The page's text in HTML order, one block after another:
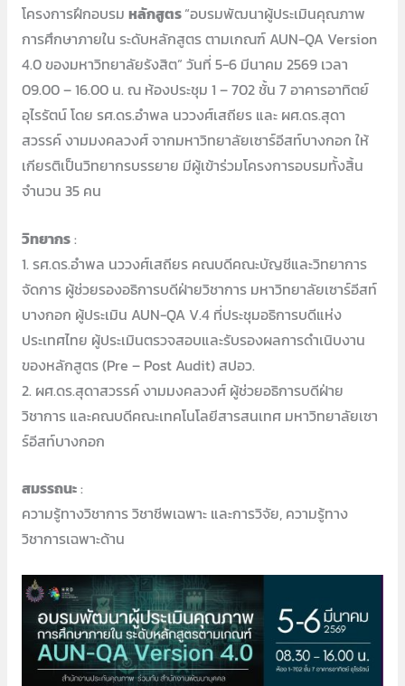
โครงการฝึกอบรม หลักสูตร“อบรมพัฒนาผู้ประเมินคุณภาพ
การศึกษาภายใน ระดับหลักสูตร ตามเกณฑ์ AUN-QA Version
4.0 ของมหาวิทยาลัยรังสิต” วันที่ 5-6 มีนาคม 2569 เวลา
09.00 – 16.00 น. ณ ห้องประชุม 1 – 702 ชั้น 7 อาคารอาทิตย์
อุไรรัตน์ โดย รศ.ดร.อำพล นววงศ์เสถียร และ ผศ.ดร.สุดา
สวรรค์ งามมงคลวงศ์ จากมหาวิทยาลัยเซาร์อีสท์บางกอก ให้
เกียรติเป็นวิทยากรบรรยาย มีผู้เข้าร่วมโครงการอบรมทั้งสิ้น
จำนวน 35 คน
วิทยากร:
1. รศ.ดร.อำพล นววงศ์เสถียร คณบดีคณะบัญชีและวิทยาการ
จัดการ ผู้ช่วยรองอธิการบดีฝ่ายวิชาการ มหาวิทยาลัยเซาร์อีสท์
บางกอก ผู้ประเมิน AUN-QA V.4 ที่ประชุมอธิการบดีแห่ง
ประเทศไทย ผู้ประเมินตรวจสอบและรับรองผลการดำเนิบงาน
ของหลักสูตร (Pre – Post Audit) สปอว.
2. ผศ.ดร.สุดาสวรรค์ งามมงคลวงศ์ ผู้ช่วยอธิการบดีฝ่าย
วิชาการ และคณบดีคณะเทคโนโลยีสารสนเทศ มหาวิทยาลัยเซา
ร์อีสท์บางกอก
สมรรถนะ:
ความรู้ทางวิชาการ วิชาชีพเฉพาะ และการวิจัย, ความรู้ทาง
วิชาการเฉพาะด้าน